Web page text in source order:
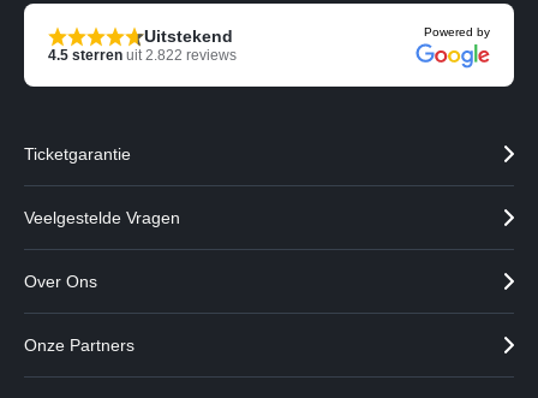
Uitstekend
4.5 sterren uit2.822 reviews
Powered by
Ticketgarantie
Veelgestelde Vragen
Over Ons
Onze Partners